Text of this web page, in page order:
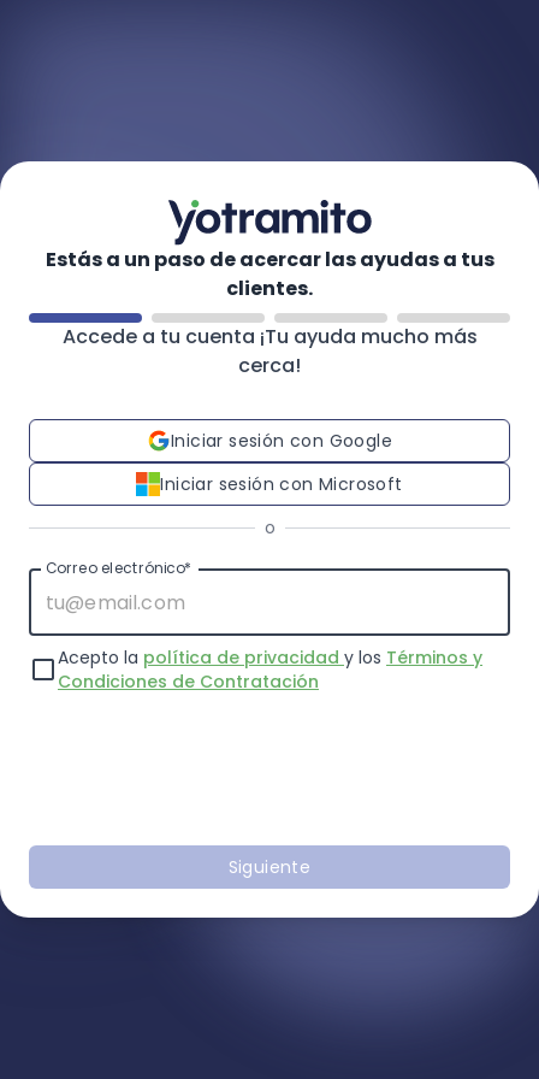
Estás a un paso de acercar las ayudas a tus
clientes.
Accede a tu cuenta ¡Tu ayuda mucho más
cerca!
Iniciar sesión con Google
Iniciar sesión con Microsoft
o
Correo electrónico*
Acepto la política de privacidad y los Términos y
Condiciones de Contratación
Siguiente